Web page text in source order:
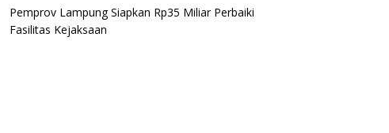
Pemprov Lampung Siapkan Rp35 Miliar Perbaiki
Fasilitas Kejaksaan